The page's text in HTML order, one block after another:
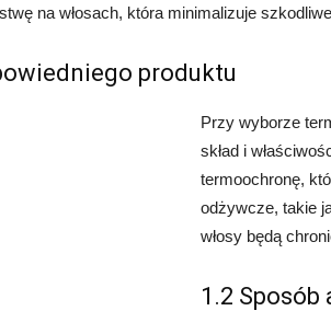
na włosach, która minimalizuje
produktu
Przy wyborze
skład i
termoochronę,
odżywcze, takie
włosy będą
1.2 Sposób